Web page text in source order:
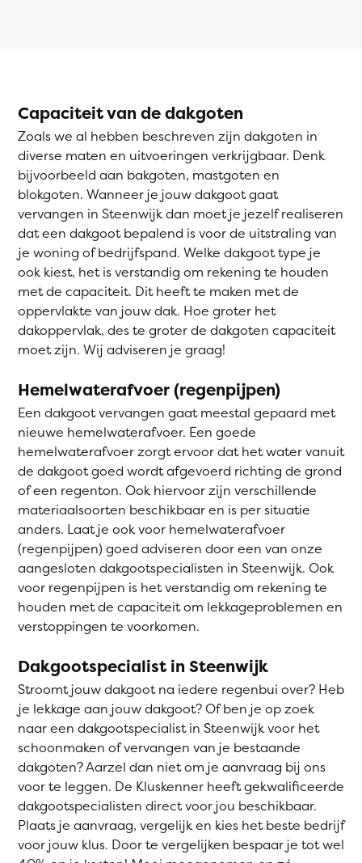
Capaciteit van de dakgoten
Zoals we al hebben beschreven zijn dakgoten in
diverse maten en uitvoeringen verkrijgbaar. Denk
bijvoorbeeld aan bakgoten, mastgoten en
blokgoten. Wanneer je jouw dakgoot gaat
vervangen in Steenwijk dan moet je jezelf realiseren
dat een dakgoot bepalend is voor de uitstraling van
je woning of bedrijfspand. Welke dakgoot type je
ook kiest, het is verstandig om rekening te houden
met de capaciteit. Dit heeft te maken met de
oppervlakte van jouw dak. Hoe groter het
dakoppervlak, des te groter de dakgoten capaciteit
moet zijn. Wij adviseren je graag!
Hemelwaterafvoer (regenpijpen)
Een dakgoot vervangen gaat meestal gepaard met
nieuwe hemelwaterafvoer. Een goede
hemelwaterafvoer zorgt ervoor dat het water vanuit
de dakgoot goed wordt afgevoerd richting de grond
of een regenton. Ook hiervoor zijn verschillende
materiaalsoorten beschikbaar en is per situatie
anders. Laat je ook voor hemelwaterafvoer
(regenpijpen) goed adviseren door een van onze
aangesloten dakgootspecialisten in Steenwijk. Ook
voor regenpijpen is het verstandig om rekening te
houden met de capaciteit om lekkageproblemen en
verstoppingen te voorkomen.
Dakgootspecialist in Steenwijk
Stroomt jouw dakgoot na iedere regenbui over? Heb
je lekkage aan jouw dakgoot? Of ben je op zoek
naar een dakgootspecialist in Steenwijk voor het
schoonmaken of vervangen van je bestaande
dakgoten? Aarzel dan niet om je aanvraag bij ons
voor te leggen. De Kluskenner heeft gekwalificeerde
dakgootspecialisten direct voor jou beschikbaar.
Plaats je aanvraag, vergelijk en kies het beste bedrijf
voor jouw klus. Door te vergelijken bespaar je tot wel